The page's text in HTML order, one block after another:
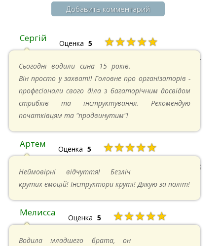
Добавить комментарий
Сергій Оценка 5 ★★★★★
20.04.2025 в 17:07
Сьогодні водили сина 15 років.
Він просто у захваті! Головне про організаторів -
професіонали свого діла з багаторічним досвідом
стрибків та інструктування. Рекомендую
початківцям та "продвинутим"!
Артем Оценка 5 ★★★★★
22.06.2024 в 15:59
Неймовірні відчуття! Безліч
крутих емоцій! Інструктори круті! Дякую за політ!
Мелисса Оценка 5 ★★★★★
Водила младшего брата, он